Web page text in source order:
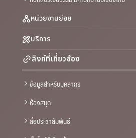
หน่วยงานย่อย
บริการ
ลิงก์ที่เกี่ยวข้อง
ข้อมูลสำหรับบุคลากร
ห้องสมุด
สื่อประชาสัมพันธ์